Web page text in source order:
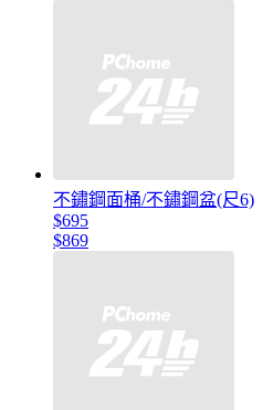
不鏽鋼面桶/不鏽鋼盆(尺6)
$695
$869